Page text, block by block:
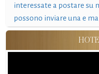
interessate a postare su
possono inviare una e